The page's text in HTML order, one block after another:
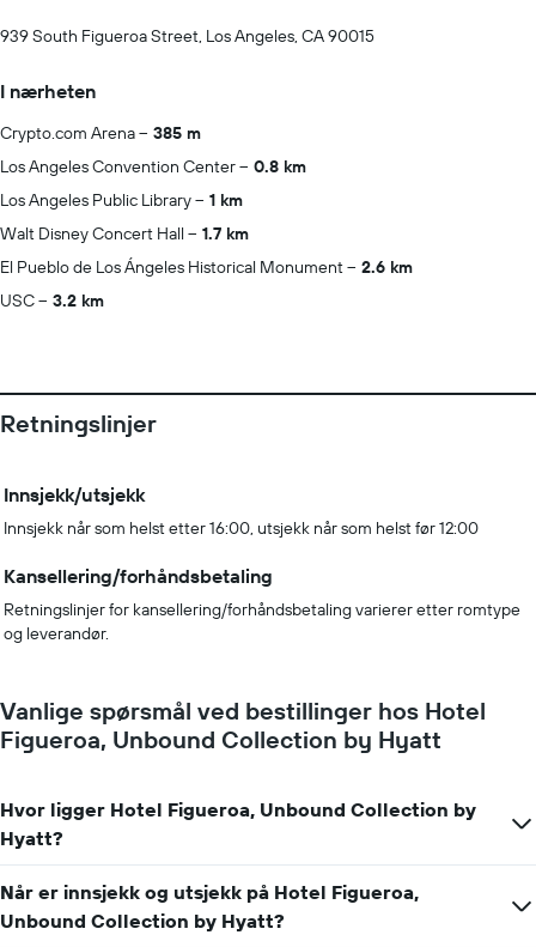
939 South Figueroa Street, Los Angeles, CA 90015
I nærheten
Crypto.com Arena
385 m
Los Angeles Convention Center
0.8 km
Los Angeles Public Library
1 km
Walt Disney Concert Hall
1.7 km
El Pueblo de Los Ángeles Historical Monument
2.6 km
USC
3.2 km
Retningslinjer
Innsjekk/utsjekk
Innsjekk når som helst etter 16:00, utsjekk når som helst før 12:00
Kansellering/forhåndsbetaling
Retningslinjer for kansellering/forhåndsbetaling varierer etter romtype
og leverandør.
Vanlige spørsmål ved bestillinger hos Hotel
Figueroa, Unbound Collection by Hyatt
Hvor ligger Hotel Figueroa, Unbound Collection by
Hyatt?
Når er innsjekk og utsjekk på Hotel Figueroa,
Unbound Collection by Hyatt?